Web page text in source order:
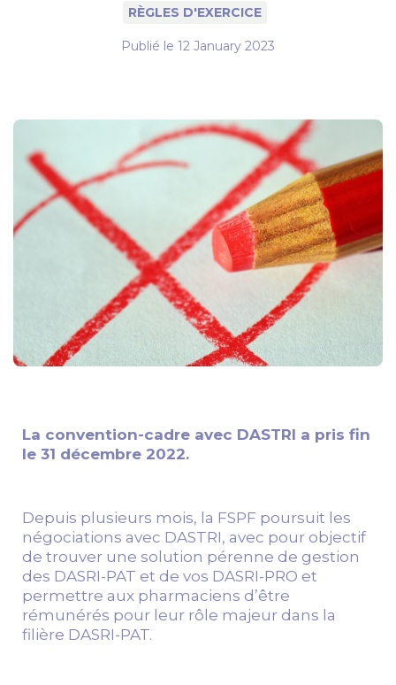
RÈGLES D'EXERCICE
Publié le 12 January 2023
La convention-cadre avec DASTRI a pris fin
le 31 décembre 2022.
Depuis plusieurs mois, la FSPF poursuit les
négociations avec DASTRI, avec pour objectif
de trouver une solution pérenne de gestion
des DASRI-PAT et de vos DASRI-PRO et
permettre aux pharmaciens d’être
rémunérés pour leur rôle majeur dans la
filière DASRI-PAT.